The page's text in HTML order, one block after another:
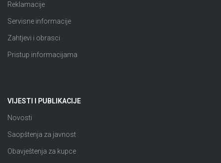
Reklamacije
Servisne informacije
Zahtjevi i obrasci
Pristup informacijama
VIJESTI I PUBLIKACIJE
Novosti
Saopštenja za javnost
Obavještenja za kupce